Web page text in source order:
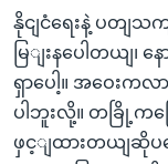
နိုငျငံရေးနဲ့ ပတျ
မြျးနပေါတယျ၊
ရှာပေါ့။ အဝေးက
ပါဘူးလို့။ တခြို့ကတြ
ဖှင့ျထားတယျဆိုပ